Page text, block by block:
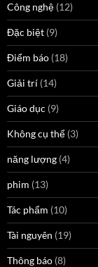
Công nghệ (12)
Đặc biệt (9)
Điểm báo (18)
Giải trí (14)
Giáo dục (9)
Không cụ thể (3)
năng lượng (4)
phim (13)
Tác phẩm (10)
Tài nguyên (19)
Thông báo (8)